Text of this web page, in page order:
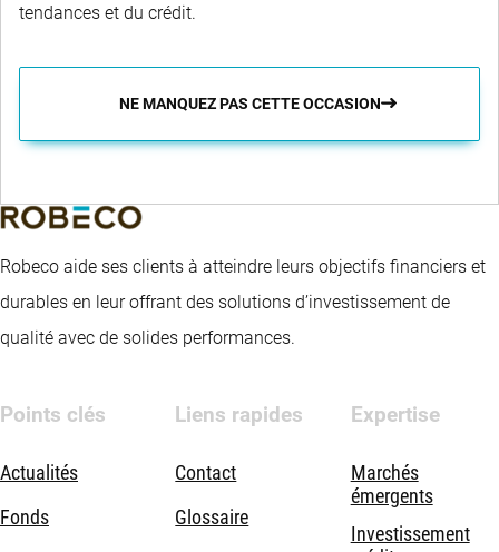
tendances et du crédit.
NE MANQUEZ PAS CETTE OCCASION
Robeco aide ses clients à atteindre leurs objectifs financiers et
durables en leur offrant des solutions d’investissement de
qualité avec de solides performances.
Points clés
Actualités
Fonds
Liens rapides
Contact
Glossaire
Expertise
Marchés
émergents
Investissement